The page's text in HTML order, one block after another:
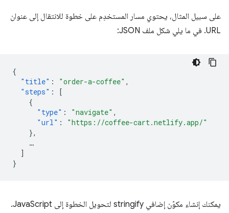
على سبيل المثال، يحتوي مسار المستخدِم على خطوة للانتقال إلى عنوان
URL. في ما يلي شكل ملف JSON:
{
"title" : "order-a-coffee" ,
"steps" :
[
{
"type" : "navigate" ,
"url" :
"https://coffee-cart.netlify.app/"
},
…
]
}
يمكنك إنشاء مكوّن إضافي stringify لتحويل الخطوة إلى JavaScript.